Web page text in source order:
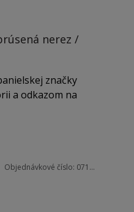
nerez /
značky
a odkazom na
spája
skutočne vynikne.
Objednávkové číslo: 0710160L24